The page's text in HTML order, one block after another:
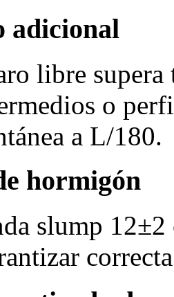
adicional
libre supera
o
a L/180.
hormigón
slump